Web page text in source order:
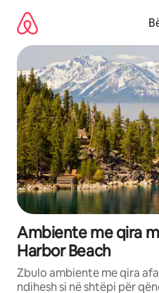
përmbajtja
Ambiente me qira
Harbor Beach
Zbulo ambiente me qira
ndihesh si në shtëpi për